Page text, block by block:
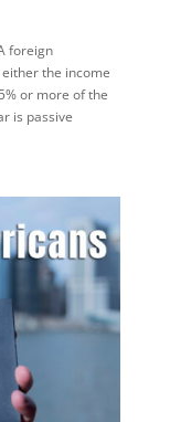
foreign
the income
or more of the
is passive